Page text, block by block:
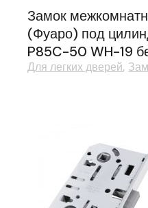
Замок
(Фуаро) под
P85C-50 WH-19
Для легких дверей